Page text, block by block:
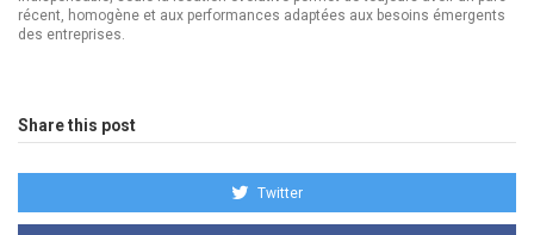
récent, homogène et aux performances adaptées aux besoins émergents
des entreprises.
Share this post
Twitter